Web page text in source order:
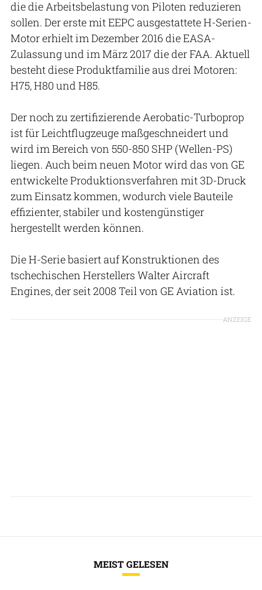
die die Arbeitsbelastung von Piloten reduzieren
sollen. Der erste mit EEPC ausgestattete H-Serien-
Motor erhielt im Dezember 2016 die EASA-
Zulassung und im März 2017 die der FAA. Aktuell
besteht diese Produktfamilie aus drei Motoren:
H75, H80 und H85.
Der noch zu zertifizierende Aerobatic-Turboprop
ist für Leichtflugzeuge maßgeschneidert und
wird im Bereich von 550-850 SHP (Wellen-PS)
liegen. Auch beim neuen Motor wird das von GE
entwickelte Produktionsverfahren mit 3D-Druck
zum Einsatz kommen, wodurch viele Bauteile
effizienter, stabiler und kostengünstiger
hergestellt werden können.
Die H-Serie basiert auf Konstruktionen des
tschechischen Herstellers Walter Aircraft
Engines, der seit 2008 Teil von GE Aviation ist.
ANZEIGE
MEIST GELESEN